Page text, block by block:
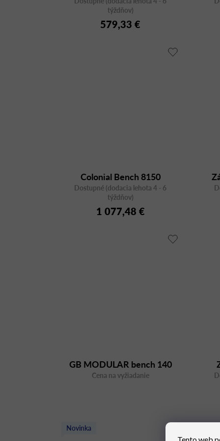
Tento web
týždňov)
579,33 €
Colonial Bench 8150
Dostupné (dodacia lehota 4 - 6
týždňov)
1 077,48 €
GB MODULAR bench 140
Cena na vyžiadanie
Novinka